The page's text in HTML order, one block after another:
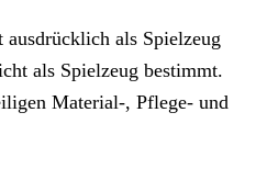
ausdrücklich als Spielzeug
als Spielzeug bestimmt.
Material-, Pflege- und